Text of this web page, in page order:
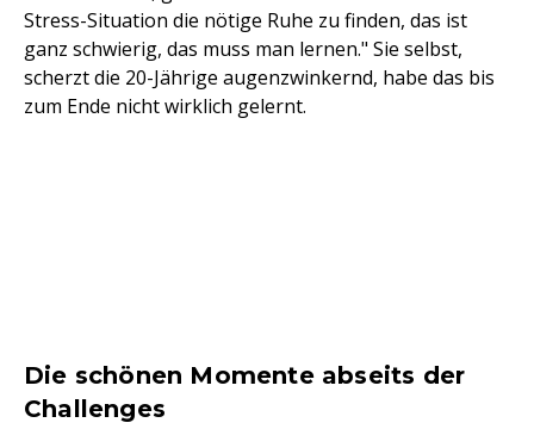
Stress-Situation die nötige Ruhe zu finden, das ist
ganz schwierig, das muss man lernen." Sie selbst,
scherzt die 20-Jährige augenzwinkernd, habe das bis
zum Ende nicht wirklich gelernt.
Die schönen Momente abseits der
Challenges